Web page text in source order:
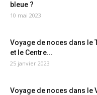
bleue ?
10 mai 2023
Voyage de noces dans le
et le Centre...
25 janvier 2023
Voyage de noces dans le